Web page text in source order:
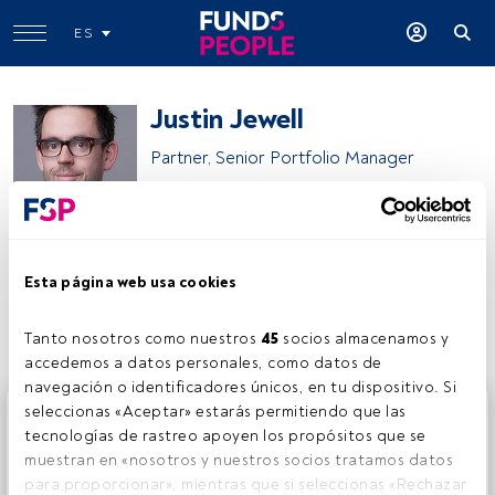
Esta página web usa cookies
Tanto nosotros como nuestros 45 socios almacenamos y
accedemos a datos personales, como datos de
navegación o identificadores únicos, en tu dispositivo. Si
seleccionas «Aceptar» estarás permitiendo que las
tecnologías de rastreo apoyen los propósitos que se
muestran en «nosotros y nuestros socios tratamos datos
para proporcionar», mientras que si seleccionas «Rechazar
ES
Justin Jewell
Partner, Senior Portfolio Manager
Compartir:
Este es un artículo exclusivo para los usuarios registrados
de FundsPeople. Si ya estás registrado, accede desde el
botón Login. Si aún no tienes cuenta, te invitamos a
registrarte y disfrutar de todo el universo que ofrece